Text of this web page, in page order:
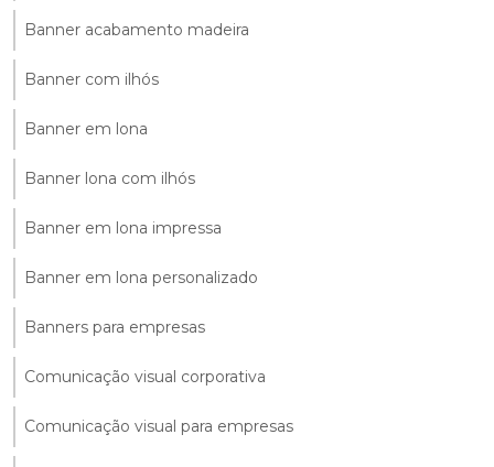
Banner acabamento madeira
Banner com ilhós
Banner em lona
Banner lona com ilhós
Banner em lona impressa
Banner em lona personalizado
Banners para empresas
Comunicação visual corporativa
Comunicação visual para empresas